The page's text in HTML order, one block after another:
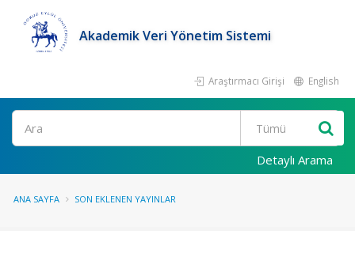
Akademik Veri Yönetim Sistemi
Araştırmacı Girişi English
Ara
Detaylı Arama
ANA SAYFA SON EKLENEN YAYINLAR